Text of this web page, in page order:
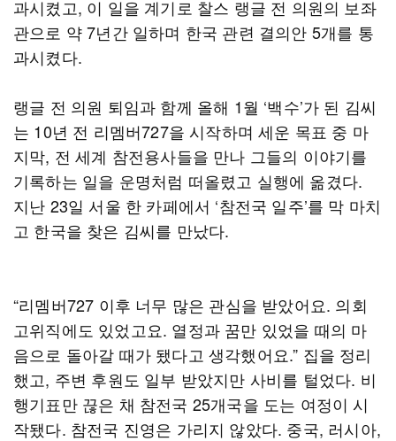
과시켰고, 이 일을 계기로 찰스 랭글 전 의원의 보좌
관으로 약 7년간 일하며 한국 관련 결의안 5개를 통
과시켰다.
랭글 전 의원 퇴임과 함께 올해 1월 ‘백수’가 된 김씨
는 10년 전 리멤버727을 시작하며 세운 목표 중 마
지막, 전 세계 참전용사들을 만나 그들의 이야기를
기록하는 일을 운명처럼 떠올렸고 실행에 옮겼다.
지난 23일 서울 한 카페에서 ‘참전국 일주’를 막 마치
고 한국을 찾은 김씨를 만났다.
“리멤버727 이후 너무 많은 관심을 받았어요. 의회
고위직에도 있었고요. 열정과 꿈만 있었을 때의 마
음으로 돌아갈 때가 됐다고 생각했어요.” 집을 정리
했고, 주변 후원도 일부 받았지만 사비를 털었다. 비
행기표만 끊은 채 참전국 25개국을 도는 여정이 시
작됐다. 참전국 진영은 가리지 않았다. 중국, 러시아,